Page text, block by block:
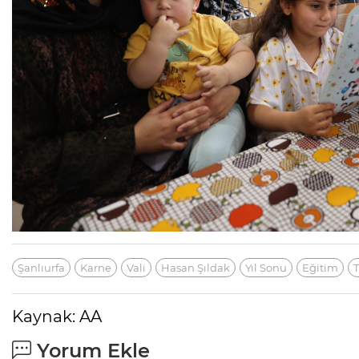
Şanlıurfa Karne Vali Hasan Şıldak Yıl Sonu Eğitim
Kaynak: AA
Yorum Ekle